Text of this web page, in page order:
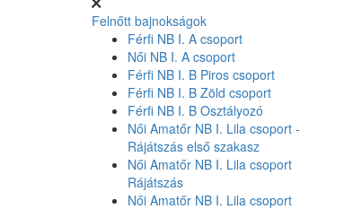
Felnőtt bajnokságok
Férfi NB I. A csoport
Női NB I. A csoport
Férfi NB I. B Piros csoport
Férfi NB I. B Zöld csoport
Férfi NB I. B Osztályozó
Női Amatőr NB I. Lila csoport -
Rájátszás első szakasz
Női Amatőr NB I. Lila csoport
Rájátszás
Női Amatőr NB I. Lila csoport